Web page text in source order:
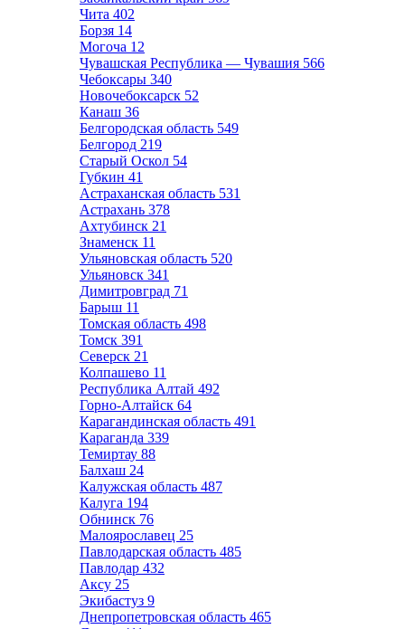
Чита 402
Борзя 14
Могоча 12
Чувашская Республика — Чувашия 566
Чебоксары 340
Новочебоксарск 52
Канаш 36
Белгородская область 549
Белгород 219
Старый Оскол 54
Губкин 41
Астраханская область 531
Астрахань 378
Ахтубинск 21
Знаменск 11
Ульяновская область 520
Ульяновск 341
Димитровград 71
Барыш 11
Томская область 498
Томск 391
Северск 21
Колпашево 11
Республика Алтай 492
Горно-Алтайск 64
Карагандинская область 491
Караганда 339
Темиртау 88
Балхаш 24
Калужская область 487
Калуга 194
Обнинск 76
Малоярославец 25
Павлодарская область 485
Павлодар 432
Аксу 25
Экибастуз 9
Днепропетровская область 465